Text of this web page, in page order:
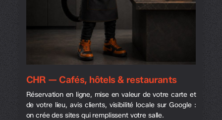
CHR — Cafés, hôtels & restaurants
Réservation en ligne, mise en valeur de votre carte et
de votre lieu, avis clients, visibilité locale sur Google :
on crée des sites qui remplissent votre salle.